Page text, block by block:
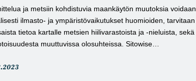
ja metsiin kohdistuvia maankäytön muutoksia voidaan
ilmasto- ja ympäristövaikutukset huomioiden, tarvitaan
tietoa kartalle metsien hiilivarastoista ja -nieluista, sekä
muuttuvissa olosuhteissa. Sitowise…